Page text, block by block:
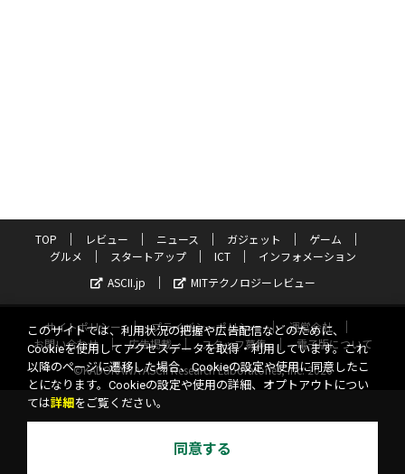
TOP レビュー ニュース ガジェット
ゲーム
グルメ
スタートアップ ICT
インフォメーション
ASCII.jp
MITテクノロジーレビュー
サイトポリシー プライバシーポリシー
運営会社
お問い合わせ
広告掲載 スタッフ募集
電子版について
©KADOKAWA ASCII Research Laboratories, Inc. 2026
このサイトでは、利用状況の把握や広告配信などのために、
Cookieを使用してアクセスデータを取得・利用しています。これ
以降のページに遷移した場合、Cookieの設定や使用に同意したこ
とになります。Cookieの設定や使用の詳細、オプトアウトについ
ては詳細 をご覧ください。
同意する